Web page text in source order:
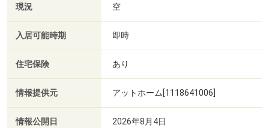
現況 空
入居可能時期 即時
住宅保険 あり
情報提供元 アットホーム[1118641006]
情報公開日 2026年8月4日